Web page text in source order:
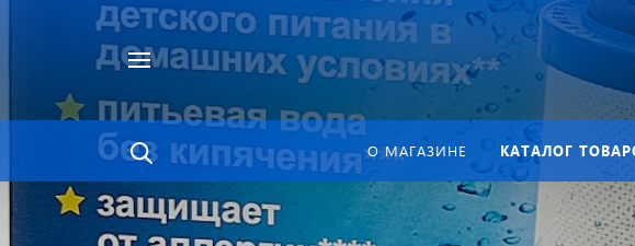
в каталоге
Найти
О МАГАЗИНЕ КАТАЛОГ